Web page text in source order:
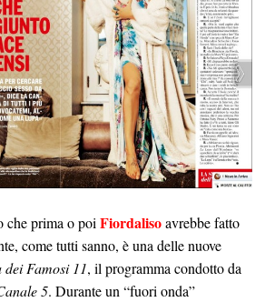
che prima o poi Fiordalisoavrebbe fatto
come tutti sanno, è una delle nuove
dei Famosi 11, il programma condotto da
5. Durante un “fuori onda”